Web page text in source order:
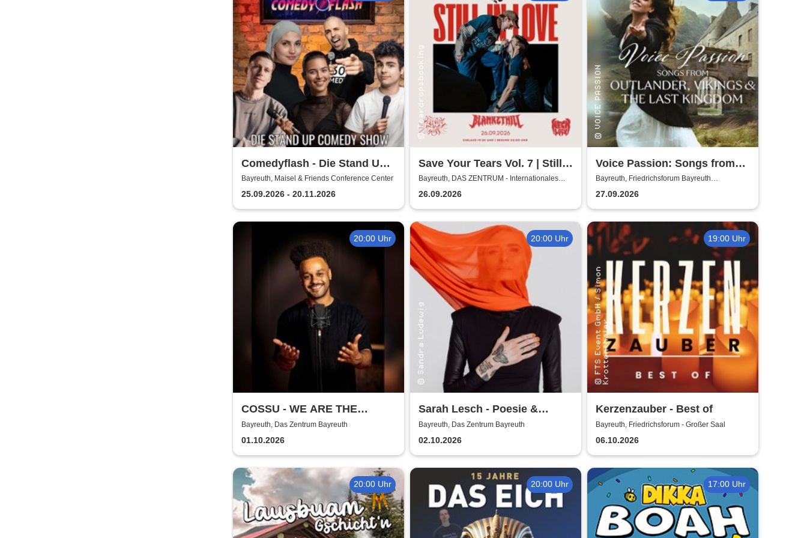
Comedyflash - Die Stand Up
Comedy Show
Bayreuth, Maisel & Friends Conference Center
25.09.2026 - 20.11.2026
Save Your Tears Vol. 7 | Still
in Love, Blanket Hill,
Necklock, Glass Out
Bayreuth, DAS ZENTRUM - Internationales
Jugendkulturzentrum Bayreuth
26.09.2026
Voice Passion: Songs from
Outlander, Vikings & The Last
Kingdom
Bayreuth, Friedrichsforum Bayreuth
(Balkonsaal)
27.09.2026
20:00 Uhr
COSSU - WE ARE THE
GERMANS - Stand-Up
Comedy
Bayreuth, Das Zentrum Bayreuth
01.10.2026
20:00 Uhr
Sarah Lesch - Poesie &
Widerstand Tour
Bayreuth, Das Zentrum Bayreuth
02.10.2026
19:00 Uhr
Kerzenzauber - Best of
Bayreuth, Friedrichsforum - Großer Saal
06.10.2026
20:00 Uhr 20:00 Uhr 17:00 Uhr